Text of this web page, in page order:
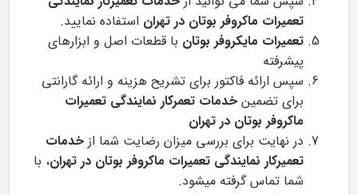
تعمیرات ماکروفر بوتان در تهران استفاده نمایید.
تعمیرات مایکروفر بوتان با قطعات اصل و ابزارهای
پیشرفته
سپس ارائه فاکتور برای تشریح هزینه و ارائه گارانتی
برای تضمین خدمات تعمرکار نمایندگی تعمیرات
ماکروفر بوتان در تهران
در نهایت برای بررسی میزان رضایت شما از خدمات
تعمیرکار نمایندگی تعمیرات ماکروفر بوتان در تهران، با
شما تماس گرفته میشود.